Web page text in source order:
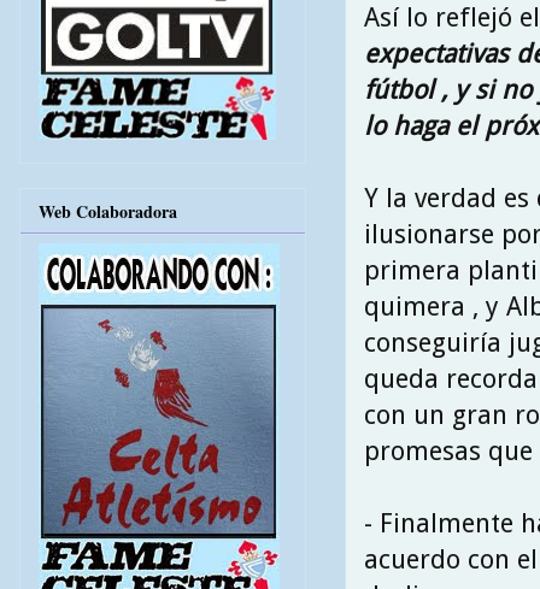
Así lo reflejó
expectativas
fútbol , y si no
lo haga el
Y la verdad
ilusionarse
primera
quimera , y
conseguiría
queda
con un gran
promesas
- Finalmente
acuerdo con
Web Colaboradora